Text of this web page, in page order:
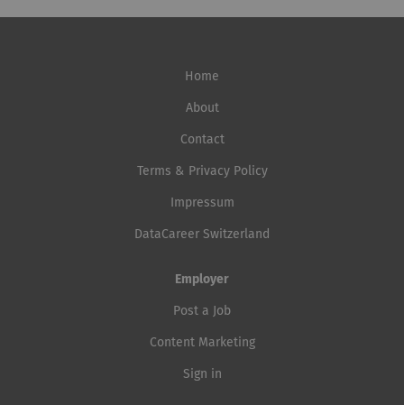
Home
About
Contact
Terms & Privacy Policy
Impressum
DataCareer Switzerland
Employer
Post a Job
Content Marketing
Sign in